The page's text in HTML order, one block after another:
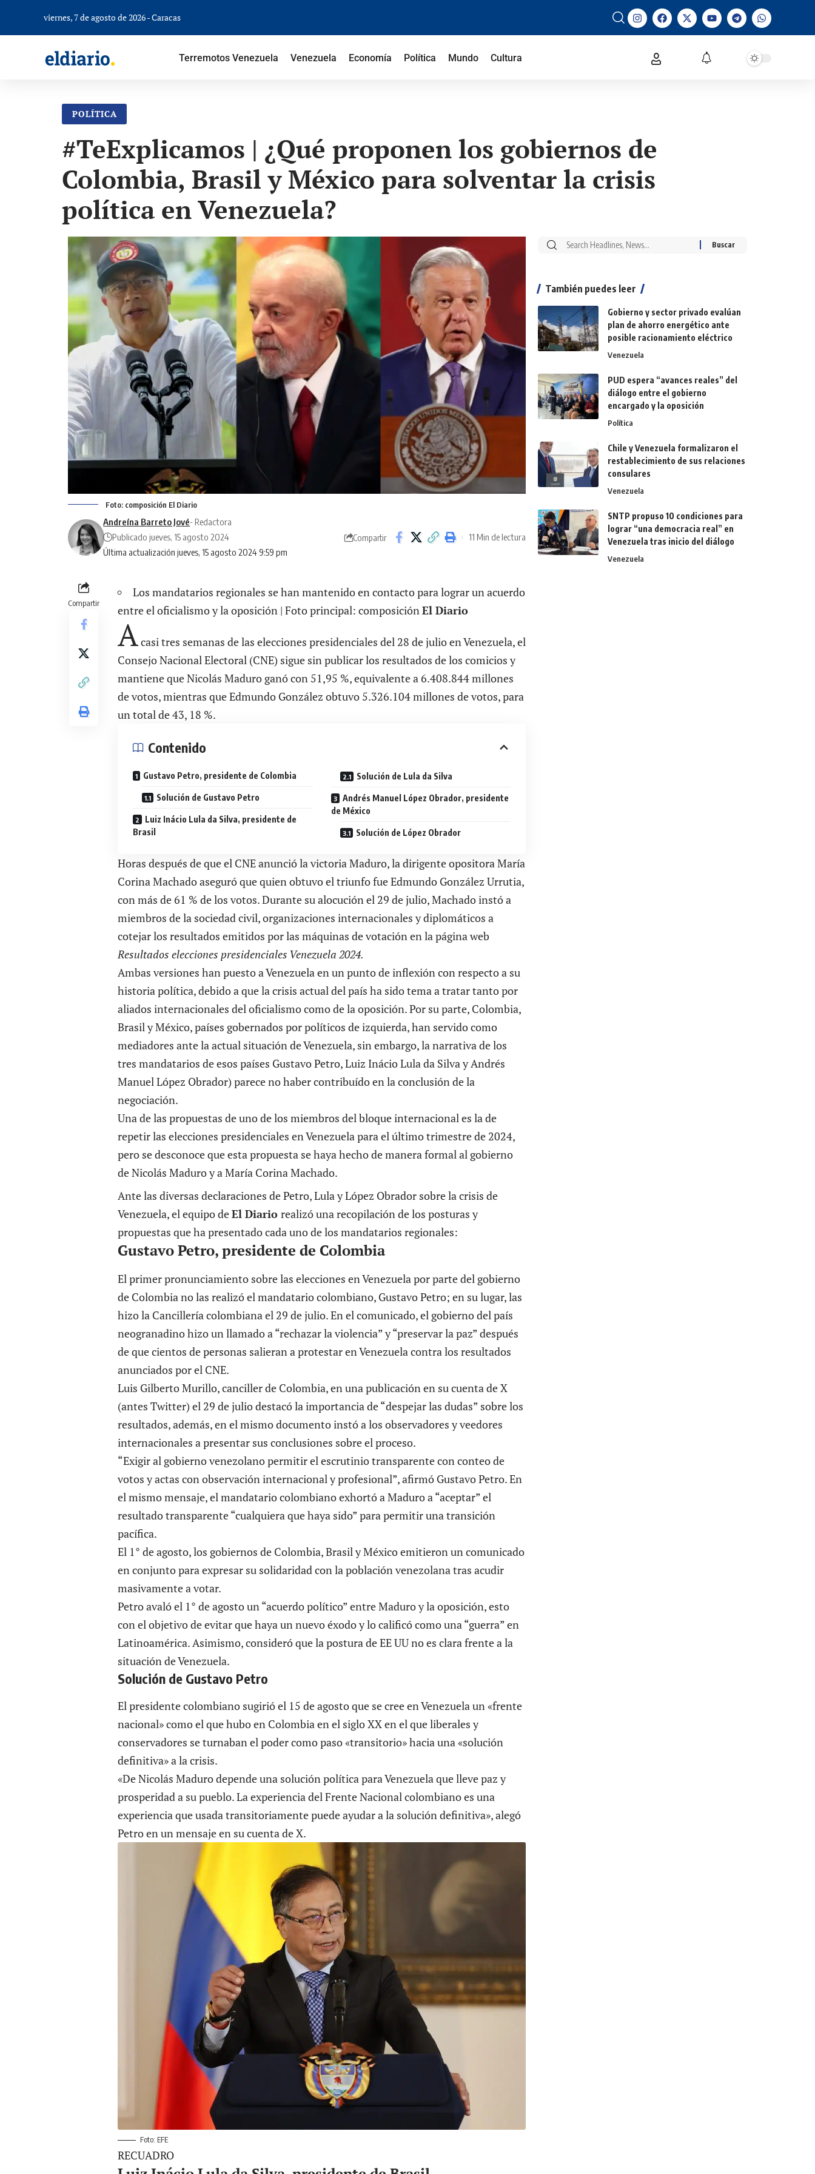
viernes, 7 de agosto de 2026 - Caracas
Terremotos Venezuela Venezuela Economía Política Mundo Cultura
POLÍTICA
#TeExplicamos | ¿Qué proponen los gobiernos de
Colombia, Brasil y México para solventar la crisis
política en Venezuela?
Foto: composición El Diario
Última actualización jueves, 15 agosto 2024 9:59 pm
Andreína Barreto Jové- Redactora
Publicado jueves, 15 agosto 2024
Compartir 11 Min de lectura
Compartir
Los mandatarios regionales se han mantenido en contacto para lograr un acuerdo
entre el oficialismo y la oposición | Foto principal: composiciónEl Diario
Acasi tres semanas de las elecciones presidenciales del 28 de julio en Venezuela, el
Consejo Nacional Electoral (CNE) sigue sin publicar los resultados de los comicios y
mantiene que Nicolás Maduro ganó con 51,95 %, equivalente a 6.408.844 millones
de votos, mientras que Edmundo González obtuvo 5.326.104 millones de votos, para
un total de 43, 18 %.
Contenido
Gustavo Petro, presidente de Colombia
Solución de Gustavo Petro
Luiz Inácio Lula da Silva, presidente de
Brasil
Solución de Lula da Silva
Andrés Manuel López Obrador, presidente
de México
Solución de López Obrador
Horas después de que el CNE anunció la victoria Maduro, la dirigente opositora María
Corina Machado aseguró que quien obtuvo el triunfo fue Edmundo González Urrutia,
con más de 61 % de los votos. Durante su alocución el 29 de julio, Machado instó a
miembros de la sociedad civil, organizaciones internacionales y diplomáticos a
cotejar los resultados emitidos por las máquinas de votación en la página web
Resultados elecciones presidenciales Venezuela 2024.
Ambas versiones han puesto a Venezuela en un punto de inflexión con respecto a su
historia política, debido a que la crisis actual del país ha sido tema a tratar tanto por
aliados internacionales del oficialismo como de la oposición. Por su parte, Colombia,
Brasil y México, países gobernados por políticos de izquierda, han servido como
mediadores ante la actual situación de Venezuela, sin embargo, la narrativa de los
tres mandatarios de esos países Gustavo Petro, Luiz Inácio Lula da Silva y Andrés
Manuel López Obrador) parece no haber contribuído en la conclusión de la
negociación.
Una de las propuestas de uno de los miembros del bloque internacional es la de
repetir las elecciones presidenciales en Venezuela para el último trimestre de 2024,
pero se desconoce que esta propuesta se haya hecho de manera formal al gobierno
de Nicolás Maduro y a María Corina Machado.
Ante las diversas declaraciones de Petro, Lula y López Obrador sobre la crisis de
Venezuela, el equipo deEl Diario realizó una recopilación de los posturas y
propuestas que ha presentado cada uno de los mandatarios regionales:
Gustavo Petro, presidente de Colombia
El primer pronunciamiento sobre las elecciones en Venezuela por parte del gobierno
de Colombia no las realizó el mandatario colombiano, Gustavo Petro; en su lugar, las
hizo la Cancillería colombiana el 29 de julio. En el comunicado, el gobierno del país
neogranadino hizo un llamado a “rechazar la violencia” y “preservar la paz” después
de que cientos de personas salieran a protestar en Venezuela contra los resultados
anunciados por el CNE.
Luis Gilberto Murillo, canciller de Colombia, en una publicación en su cuenta de X
(antes Twitter) el 29 de julio destacó la importancia de “despejar las dudas” sobre los
resultados, además, en el mismo documento instó a los observadores y veedores
internacionales a presentar sus conclusiones sobre el proceso.
“Exigir al gobierno venezolano permitir el escrutinio transparente con conteo de
votos y actas con observación internacional y profesional”, afirmó Gustavo Petro. En
el mismo mensaje, el mandatario colombiano exhortó a Maduro a “aceptar” el
resultado transparente “cualquiera que haya sido” para permitir una transición
pacífica.
El 1° de agosto, los gobiernos de Colombia, Brasil y México emitieron un comunicado
en conjunto para expresar su solidaridad con la población venezolana tras acudir
masivamente a votar.
Petro avaló el 1° de agosto un “acuerdo político” entre Maduro y la oposición, esto
con el objetivo de evitar que haya un nuevo éxodo y lo calificó como una “guerra” en
Latinoamérica. Asimismo, consideró que la postura de EE UU no es clara frente a la
situación de Venezuela.
Solución de Gustavo Petro
El presidente colombiano sugirió el 15 de agosto que se cree en Venezuela un «frente
nacional»como el que hubo en Colombia en el siglo XX en el que liberales y
conservadores se turnaban el poder como paso «transitorio» hacia una «solución
definitiva» a la crisis.
«De Nicolás Maduro depende una solución política para Venezuela que lleve paz y
prosperidad a su pueblo. La experiencia del Frente Nacional colombiano es una
experiencia que usada transitoriamente puede ayudar a la solución definitiva», alegó
Petro en un mensaje en su cuenta de X.
Foto: EFE
RECUADRO
También puedes leer
Gobierno y sector privado evalúan
plan de ahorro energético ante
posible racionamiento eléctrico
Venezuela
PUD espera “avances reales” del
diálogo entre el gobierno
encargado y la oposición
Política
Chile y Venezuela formalizaron el
restablecimiento de sus relaciones
consulares
Venezuela
SNTP propuso 10 condiciones para
lograr “una democracia real” en
Venezuela tras inicio del diálogo
Venezuela